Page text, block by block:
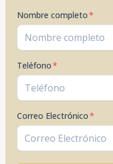
Nombre completo*
Teléfono*
Correo Electrónico*